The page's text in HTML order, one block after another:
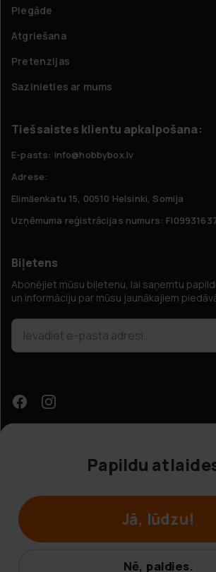
Piegāde
Atgriešana
Pretenzijas
Sazinieties ar mums
Tiešsaistes klientu apkalpošana:
E-pasts: info@hobbybox.lv
Adrese:
Elimäenkatu 15, 00510 Helsinki, Somija
Uzņēmuma reģistrācijas numurs:
Biļetens
Abonējiet mūsu biļetenu, lai saņemtu
un informāciju par mūsu jaunākajiem
© Hobbybox 2025
Papildu
Jā, lūdzu!
Nē, paldies.